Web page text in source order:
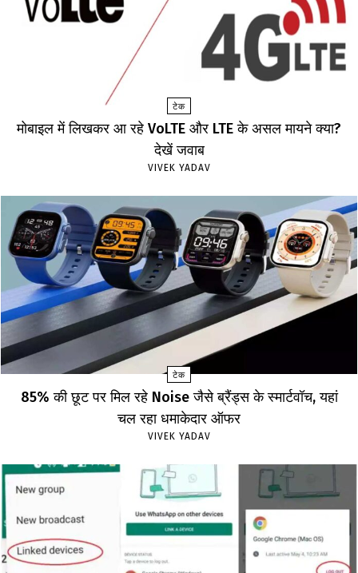
टेक
मोबाइल में लिखकर आ रहे VoLTE और LTE के असल मायने क्या?
देखें जवाब
VIVEK YADAV
टेक
85% की छूट पर मिल रहे Noise जैसे ब्रैंड्स के स्मार्टवॉच, यहां
चल रहा धमाकेदार ऑफर
VIVEK YADAV